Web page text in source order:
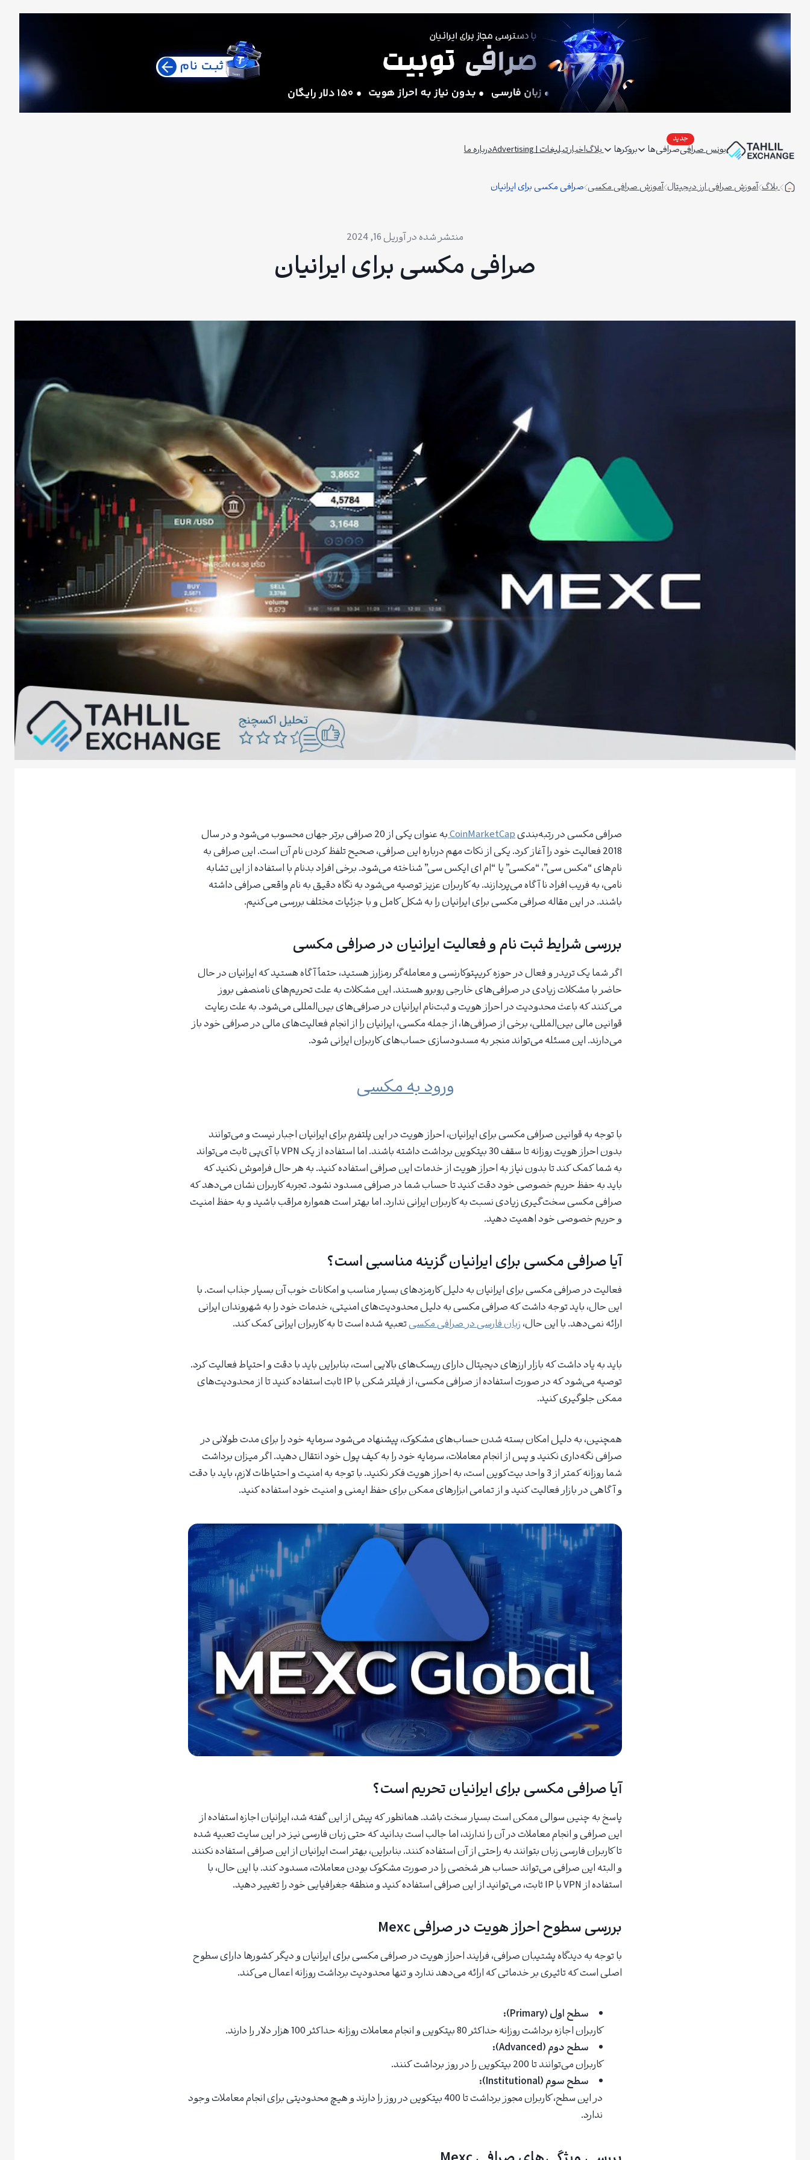
بونس صرافیصرافی‌ها بروکرها بلاگاخبارتبلیغات | Advertising درباره ما
بلاگ آموزش صرافی ارز دیجیتال آموزش صرافی مکسی صرافی مکسی برای ایرانیان
آوریل 16, 2024
صرافی مکسی برای ایرانیان
صرافی مکسی در رتبه‌بندیCoinMarketCap
به عنوان یکی از 20 صرافی برتر جهان محسوب می‌شود و در سال
2018 فعالیت خود را آغاز کرد. یکی از نکات مهم درباره این صرافی، صحیح تلفظ کردن نام آن است. این صرافی به
نام‌های “مکس سی”، “مکسی” یا “ام ای ایکس سی” شناخته می‌شود. برخی افراد بدنام با استفاده از این تشابه
نامی، به فریب افراد نا آگاه می‌پردازند. به کاربران عزیز توصیه می‌شود به نگاه دقیق به نام واقعی صرافی داشته
باشند. در این مقاله صرافی مکسی برای ایرانیان را به شکل کامل و با جزئیات مختلف بررسی می‌کنیم.
بررسی شرایط ثبت نام و فعالیت ایرانیان در صرافی مکسی
اگر شما یک تریدر و فعال در حوزه کریپتوکارنسی و معامله‌گر رمزارز هستید، حتماً آگاه هستید که ایرانیان در حال
حاضر با مشکلات زیادی در صرافی‌های خارجی روبرو هستند. این مشکلات به علت تحریم‌های نامنصفی بروز
می‌کنند که باعث محدودیت در احراز هویت و ثبت‌نام ایرانیان در صرافی‌های بین‌المللی می‌شود. به علت رعایت
قوانین مالی بین‌المللی، برخی از صرافی‌ها، از جمله مکسی، ایرانیان را از انجام فعالیت‌های مالی در صرافی خود باز
می‌دارند. این مسئله می‌تواند منجر به مسدودسازی حساب‌های کاربران ایرانی شود.
ورود به مکسی
با توجه به قوانین صرافی مکسی برای ایرانیان، احراز هویت در این پلتفرم برای ایرانیان اجبار نیست و می‌توانند
بدون احراز هویت روزانه تا سقف 30 بیتکوین برداشت داشته باشند. اما استفاده از یک VPN با آی‌پی ثابت می‌تواند
به شما کمک کند تا بدون نیاز به احراز هویت از خدمات این صرافی استفاده کنید. به هر حال فراموش نکنید که
باید به حفظ حریم خصوصی خود دقت کنید تا حساب شما در صرافی مسدود نشود. تجربه کاربران نشان می‌دهد که
صرافی مکسی سخت‌گیری زیادی نسبت به کاربران ایرانی ندارد. اما بهتر است همواره مراقب باشید و به حفظ امنیت
و حریم خصوصی خود اهمیت دهید.
آیا صرافی مکسی برای ایرانیان گزینه مناسبی است؟
فعالیت در صرافی مکسی برای ایرانیان به دلیل کارمزدهای بسیار مناسب و امکانات خوب آن بسیار جذاب است. با
این حال، باید توجه داشت که صرافی مکسی به دلیل محدودیت‌های امنیتی، خدمات خود را به شهروندان ایرانی
ارائه نمی‌دهد. با این حال،زبان فارسی در صرافی مکسیتعبیه شده است تا به کاربران ایرانی کمک کند.
باید به یاد داشت که بازار ارزهای دیجیتال دارای ریسک‌های بالایی است، بنابراین باید با دقت و احتیاط فعالیت کرد.
توصیه می‌شود که در صورت استفاده از صرافی مکسی، از فیلتر شکن با IP ثابت استفاده کنید تا از محدودیت‌های
ممکن جلوگیری کنید.
همچنین، به دلیل امکان بسته شدن حساب‌های مشکوک، پیشنهاد می‌شود سرمایه خود را برای مدت طولانی در
صرافی نگه‌داری نکنید و پس از انجام معاملات، سرمایه خود را به کیف پول خود انتقال دهید. اگر میزان برداشت
شما روزانه کمتر از 3 واحد بیت‌کوین است، به احراز هویت فکر نکنید. با توجه به امنیت و احتیاطات لازم، باید با دقت
و آگاهی در بازار فعالیت کنید و از تمامی ابزارهای ممکن برای حفظ ایمنی و امنیت خود استفاده کنید.
آیا صرافی مکسی برای ایرانیان تحریم است؟
پاسخ به چنین سوالی ممکن است بسیار سخت باشد. همانطور که پیش از این گفته شد، ایرانیان اجازه استفاده از
این صرافی و انجام معاملات در آن را ندارند، اما جالب است بدانید که حتی زبان فارسی نیز در این سایت تعبیه شده
تا کاربران فارسی زبان بتوانند به راحتی از آن استفاده کنند. بنابراین، بهتر است ایرانیان از این صرافی استفاده نکنند
و البته این صرافی می‌تواند حساب هر شخصی را در صورت مشکوک بودن معاملات، مسدود کند. با این حال، با
استفاده از VPN با IP ثابت، می‌توانید از این صرافی استفاده کنید و منطقه جغرافیایی خود را تغییر دهید.
بررسی سطوح احراز هویت در صرافی Mexc
با توجه به دیدگاه پشتیبان صرافی، فرایند احراز هویت در صرافی مکسی برای ایرانیان و دیگر کشورها دارای سطوح
اصلی است که تاثیری بر خدماتی که ارائه می‌دهد ندارد و تنها محدودیت برداشت روزانه اعمال می‌کند.
سطح اول (Primary):
کاربران اجازه برداشت روزانه حداکثر 80 بیتکوین و انجام معاملات روزانه حداکثر 100 هزار دلار را دارند.
سطح دوم (Advanced):
کاربران می‌توانند تا 200 بیتکوین را در روز برداشت کنند.
سطح سوم (Institutional):
در این سطح، کاربران مجوز برداشت تا 400 بیتکوین در روز را دارند و هیچ محدودیتی برای انجام معاملات وجود
ندارد.